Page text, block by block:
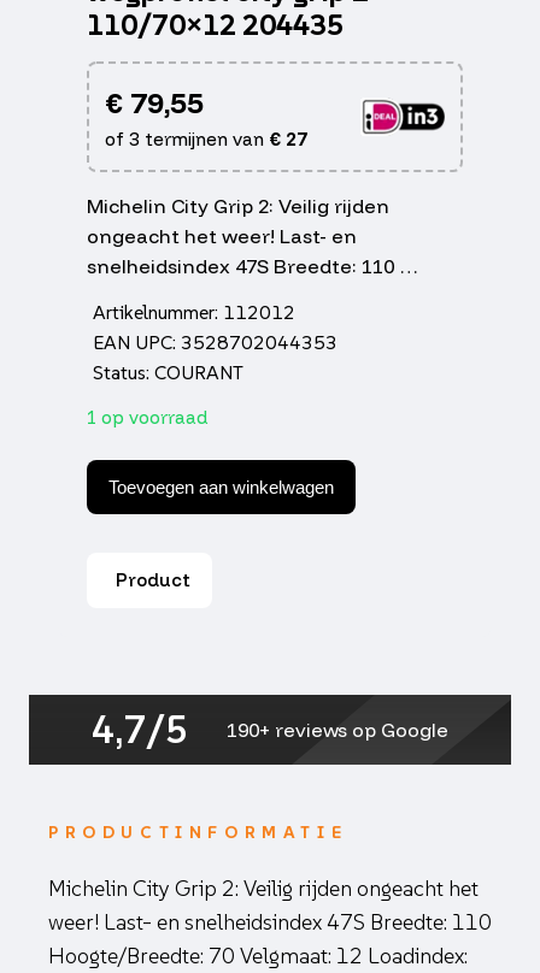
110/70×12 204435
€79,55
of 3 termijnen van €27
Michelin City Grip 2: Veilig rijden
ongeacht het weer! Last- en
snelheidsindex 47S Breedte: 110 …
Artikelnummer: 112012
EAN UPC: 3528702044353
Status: COURANT
1 op voorraad
michelin
wegprofiel
Toevoegen aan winkelwagen
Product
4,7/5 190+ reviews op Google
PRODUCTINFORMATIE
Michelin City Grip 2: Veilig rijden ongeacht het
weer! Last- en snelheidsindex 47S Breedte: 110
Hoogte/Breedte: 70 Velgmaat: 12 Loadindex: